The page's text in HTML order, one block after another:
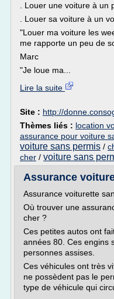
. Louer une voiture à un
. Louer sa voiture à un
"Louer ma voiture les
me rapporte un peu de
Marc
"Je loue ma...
Lire la suite
Site : http://
Thèmes liés : location
assurance pour voiture
voiture sans permis /
cher / voiture sans
Assurance
Assurance voiturette
Où trouver une
cher ?
Ces petites autos ont
années 80. Ces engins
personnes assises.
Ces véhicules ont très
ne possèdent pas le
type de véhicule qui